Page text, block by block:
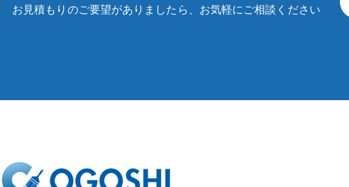
お見積もりのご要望がありましたら、お気軽にご相談ください